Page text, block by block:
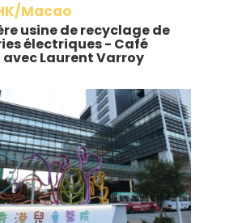
Macao
usine de recyclage de
électriques - Café
avec Laurent Varroy